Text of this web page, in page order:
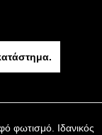
φωτισμό. Ιδανικός